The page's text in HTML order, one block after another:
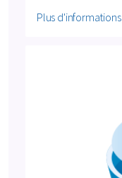
Plus d'informations